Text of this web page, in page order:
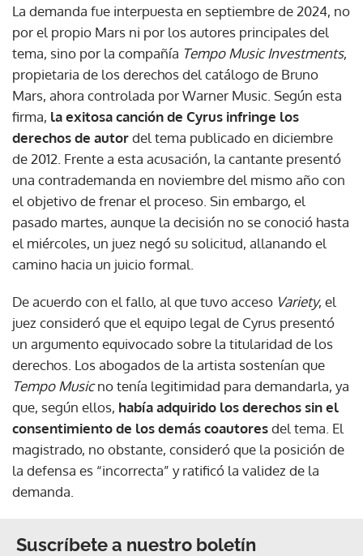
La demanda fue interpuesta en septiembre de 2024, no
por el propio Mars ni por los autores principales del
tema, sino por la compañía Tempo Music Investments,
propietaria de los derechos del catálogo de Bruno
Mars, ahora controlada por Warner Music. Según esta
firma, la exitosa canción de Cyrus infringe los
derechos de autordel tema publicado en diciembre
de 2012. Frente a esta acusación, la cantante presentó
una contrademanda en noviembre del mismo año con
el objetivo de frenar el proceso. Sin embargo, el
pasado martes, aunque la decisión no se conoció hasta
el miércoles, un juez negó su solicitud, allanando el
camino hacia un juicio formal.
De acuerdo con el fallo, al que tuvo acceso Variety, el
juez consideró que el equipo legal de Cyrus presentó
un argumento equivocado sobre la titularidad de los
derechos. Los abogados de la artista sostenían que
Tempo Musicno tenía legitimidad para demandarla, ya
que, según ellos, había adquirido los derechos sin el
consentimiento de los demás coautoresdel tema. El
magistrado, no obstante, consideró que la posición de
la defensa es “incorrecta” y ratificó la validez de la
demanda.
Suscríbete a nuestro boletín